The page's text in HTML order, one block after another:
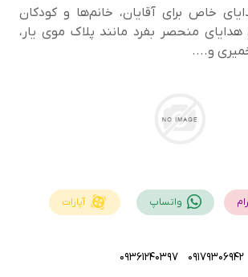
خاص برای آقایان، خانم‌ها و کودکان
منحصر‌ بفرد مانند پلاک موی یار،
و....
واتساپ آپارات
09179306942
09361240397